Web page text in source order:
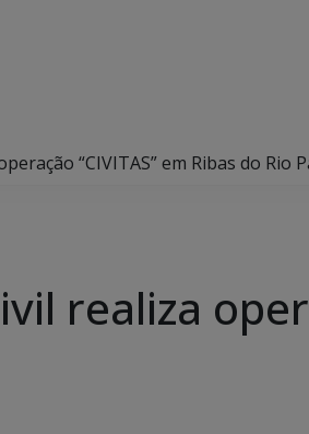
“CIVITAS” em Ribas do Rio
realiza